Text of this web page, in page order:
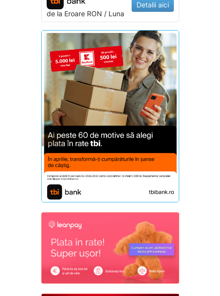
de la EroareRON / Luna
Detalii aici